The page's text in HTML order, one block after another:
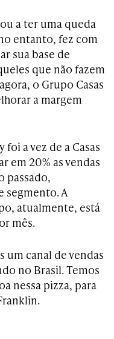
a ter uma queda
entanto, fez com
sua base de
que não fazem
o Grupo Casas
a margem
a vez de a Casas
em 20% as vendas
passado,
segmento. A
atualmente, está
mês.
um canal de vendas
no Brasil. Temos
nessa pizza, para